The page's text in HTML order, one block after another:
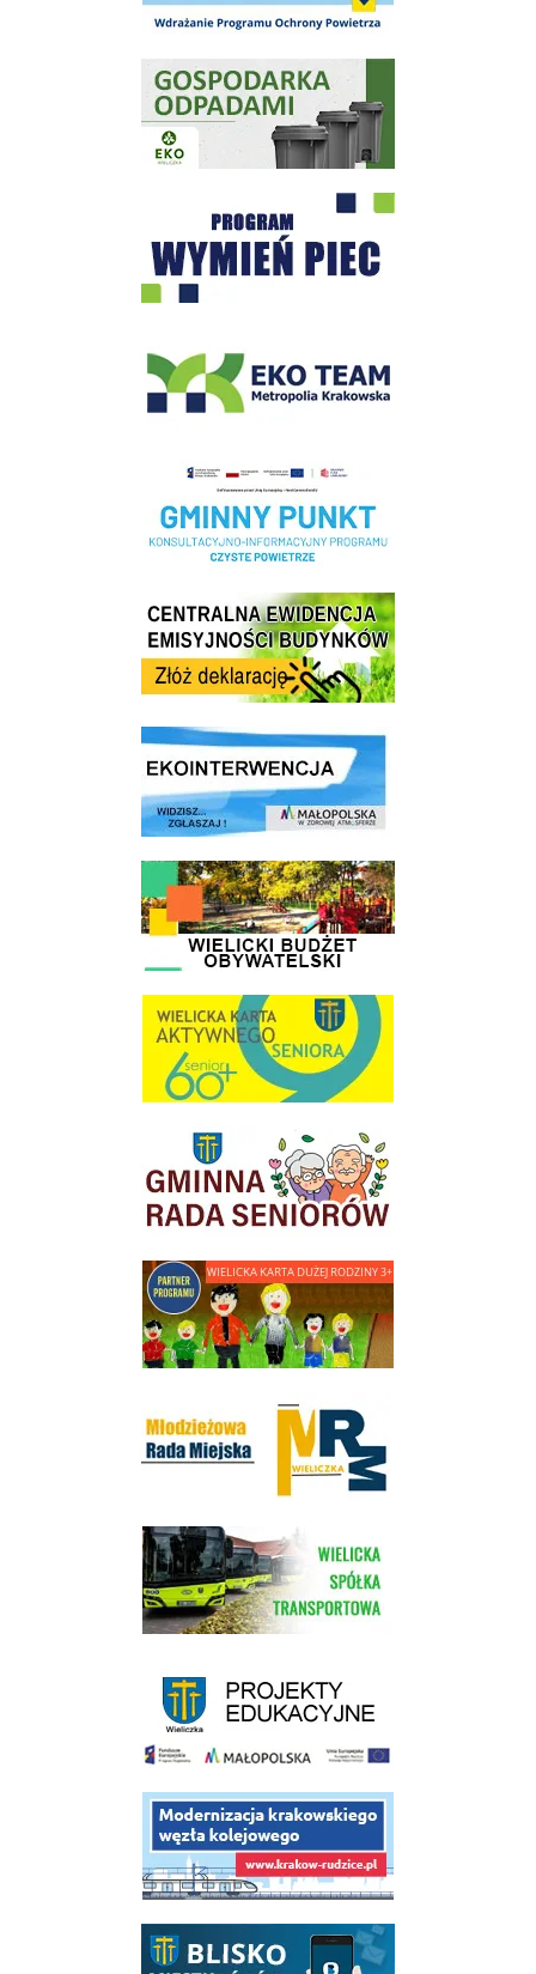
Gospodarka odpadami na terenie Miasta i Gminy Wieliczka
Program "Czyste Powietrze" - Wieliczka
Realizacja Programu Czyste Powietrze w Gminie Wieliczka
Centrala Ewidencja Emisyjności Budynków - złóż deklarację
link do strony ekointerwencja dot.- powietrza
link do strony - Wielicki Budżet Obywatelski
link do strony Wielicka Karta Aktywnego Seniora
link do strony Gminnej Rady Seniorow - Wieliczka
link do strony - Wielicka Karta Dużej Rodziny
link do strony Wielickiej Spółki Transportowej
link do opisu projektu budowy linii kolejowej Krakow Rudzice
link do opisu aplikacji - BLISKO, Gmina Wieliczka w aplikacji Blisko